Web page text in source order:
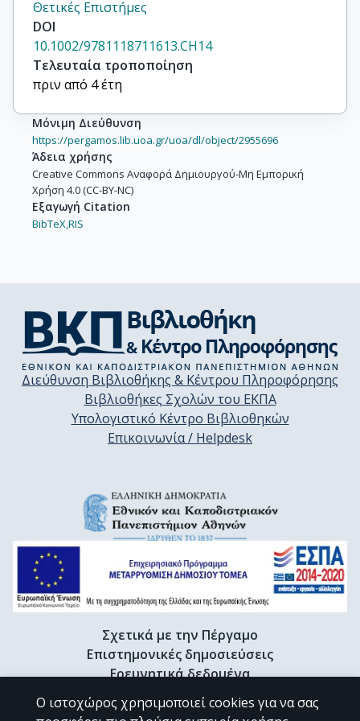
Θετικές Επιστήμες
DOI
10.1002/9781118711613.CH14
Τελευταία τροποποίηση
πριν από 4 έτη
Μόνιμη Διεύθυνση
https://pergamos.lib.uoa.gr/uoa/dl/object/2955696
Άδεια χρήσης
Creative Commons Αναφορά Δημιουργού-Μη Εμπορική
Χρήση 4.0 (CC-BY-NC)
Εξαγωγή Citation
BibTeX,RIS
Διεύθυνση Βιβλιοθήκης & Κέντρου Πληροφόρησης
Βιβλιοθήκες Σχολών του ΕΚΠΑ
Υπολογιστικό Κέντρο Βιβλιοθηκών
Επικοινωνία / Helpdesk
Σχετικά με την Πέργαμο
Επιστημονικές δημοσιεύσεις
Ερευνητικά δεδομένα
Διδακτορικές διατριβές & Γκρίζα βιβλιογραφία
Προφίλ Ερευνητή
Ο ιστοχώρος χρησιμοποιεί cookies για να σας